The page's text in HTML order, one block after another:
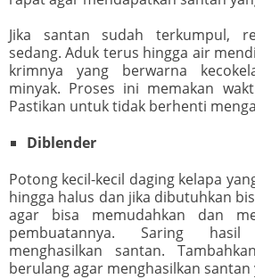
Jika santan sudah terkumpul,
sedang. Aduk terus hingga air
krimnya yang berwarna
minyak. Proses ini memakan
Pastikan untuk tidak berhenti
Diblender
Potong kecil-kecil daging kelapa
hingga halus dan jika dibutuhkan
agar bisa memudahkan dan
pembuatannya. Saring
menghasilkan santan.
berulang agar menghasilkan santan